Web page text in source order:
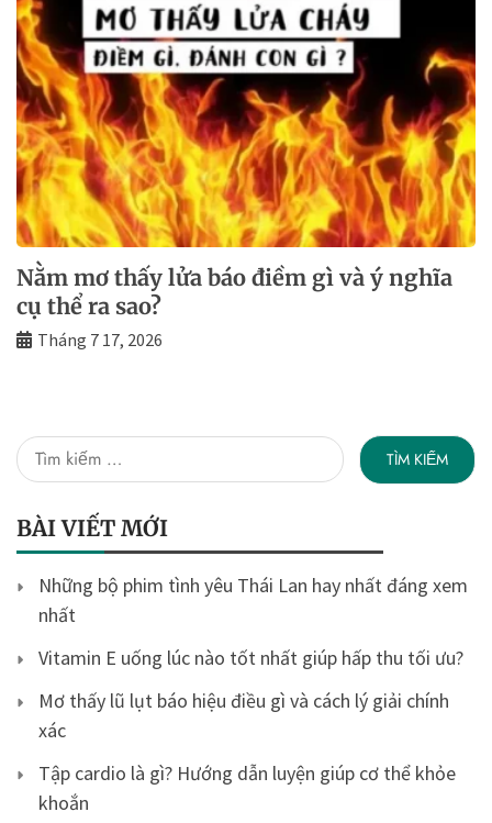
Nằm mơ thấy lửa báo điềm gì và ý nghĩa
cụ thể ra sao?
Tháng 7 17, 2026
Tìm
kiếm
cho:
BÀI VIẾT MỚI
Những bộ phim tình yêu Thái Lan hay nhất đáng xem
nhất
Vitamin E uống lúc nào tốt nhất giúp hấp thu tối ưu?
Mơ thấy lũ lụt báo hiệu điều gì và cách lý giải chính
xác
Tập cardio là gì? Hướng dẫn luyện giúp cơ thể khỏe
khoắn